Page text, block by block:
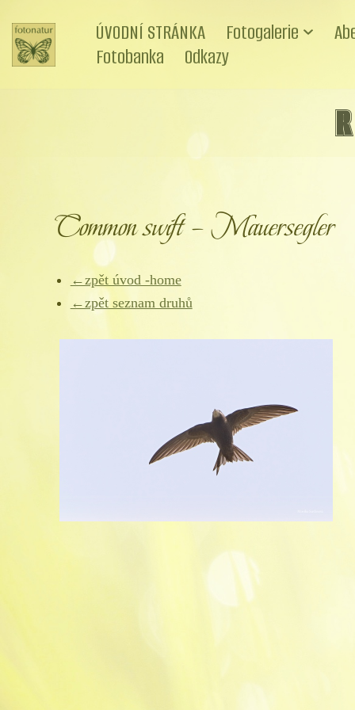
Přeskočit
na
obsah
ÚVODNÍ STRÁNKA Fotogalerie
Fotobanka
Odkazy
Common swift – Mauersegler
←zpět úvod -home
←zpět seznam druhů